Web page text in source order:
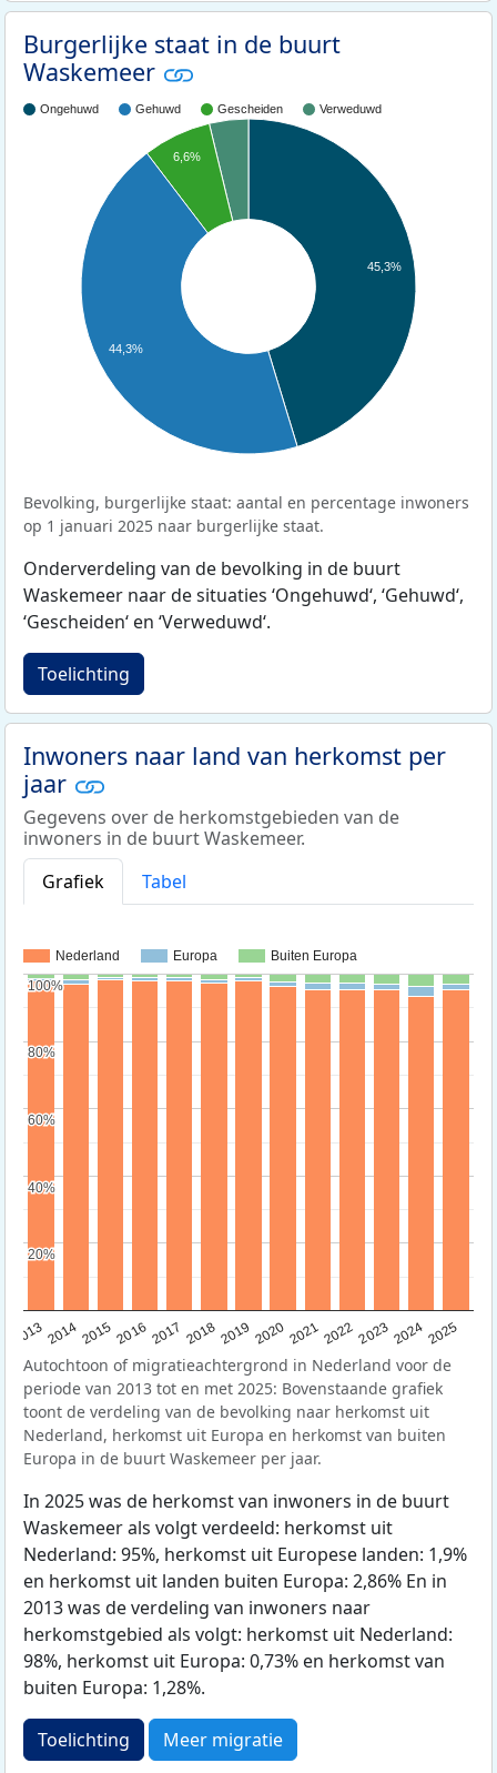
Burgerlijke staat in de buurt
Waskemeer
Ongehuwd Gehuwd Gescheiden Verweduwd
45,3%
6,6%
44,3%
Bevolking, burgerlijke staat: aantal en percentage inwoners
op 1 januari 2025 naar burgerlijke staat.
Onderverdeling van de bevolking in de buurt
Waskemeer naar de situaties ‘Ongehuwd‘, ‘Gehuwd‘,
‘Gescheiden‘ en ‘Verweduwd‘.
Toelichting
Inwoners naar land van herkomst per
jaar
Gegevens over de herkomstgebieden van de
inwoners in de buurt Waskemeer.
Grafiek
Tabel
Nederland Europa Buiten Europa
20132014201520162017 20182019 202020212022202320242025
20%
20%
40%
40%
60%
60%
80%
80%
100%
100%
Autochtoon of migratieachtergrond in Nederland voor de
periode van 2013 tot en met 2025: Bovenstaande grafiek
toont de verdeling van de bevolking naar herkomst uit
Nederland, herkomst uit Europa en herkomst van buiten
Europa in de buurt Waskemeer per jaar.
In 2025 was de herkomst van inwoners in de buurt
Waskemeer als volgt verdeeld: herkomst uit
Nederland: 95%, herkomst uit Europese landen: 1,9%
en herkomst uit landen buiten Europa: 2,86% En in
2013 was de verdeling van inwoners naar
herkomstgebied als volgt: herkomst uit Nederland:
98%, herkomst uit Europa: 0,73% en herkomst van
buiten Europa: 1,28%.
Toelichting Meer migratie